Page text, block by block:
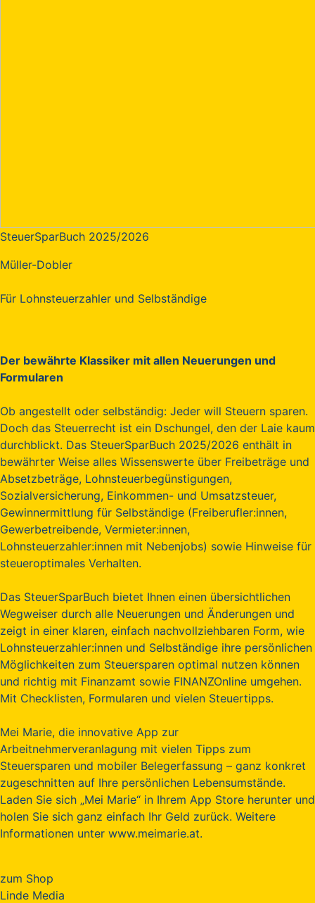
SteuerSparBuch 2025/2026
Müller-Dobler
Für Lohnsteuerzahler und Selbständige
Der bewährte Klassiker mit allen Neuerungen und
Formularen
Ob angestellt oder selbständig: Jeder will Steuern sparen.
Doch das Steuerrecht ist ein Dschungel, den der Laie kaum
durchblickt. Das SteuerSparBuch 2025/2026 enthält in
bewährter Weise alles Wissenswerte über Freibeträge und
Absetzbeträge, Lohnsteuerbegünstigungen,
Sozialversicherung, Einkommen- und Umsatzsteuer,
Gewinnermittlung für Selbständige (Freiberufler:innen,
Gewerbetreibende, Vermieter:innen,
Lohnsteuerzahler:innen mit Nebenjobs) sowie Hinweise für
steueroptimales Verhalten.
Das SteuerSparBuch bietet Ihnen einen übersichtlichen
Wegweiser durch alle Neuerungen und Änderungen und
zeigt in einer klaren, einfach nachvollziehbaren Form, wie
Lohnsteuerzahler:innen und Selbständige ihre persönlichen
Möglichkeiten zum Steuersparen optimal nutzen können
und richtig mit Finanzamt sowie FINANZOnline umgehen.
Mit Checklisten, Formularen und vielen Steuertipps.
Mei Marie, die innovative App zur
Arbeitnehmerveranlagung mit vielen Tipps zum
Steuersparen und mobiler Belegerfassung – ganz konkret
zugeschnitten auf Ihre persönlichen Lebensumstände.
Laden Sie sich „Mei Marie“ in Ihrem App Store herunter und
holen Sie sich ganz einfach Ihr Geld zurück. Weitere
Informationen unter www.meimarie.at.
zum Shop
Linde Media